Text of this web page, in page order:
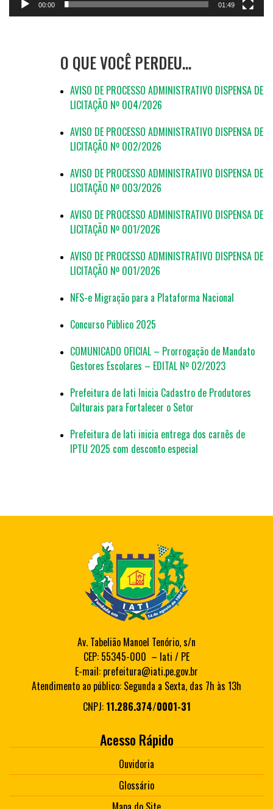
00:00 01:49
O QUE VOCÊ PERDEU…
AVISO DE PROCESSO ADMINISTRATIVO DISPENSA DE
LICITAÇÃO Nº 004/2026
AVISO DE PROCESSO ADMINISTRATIVO DISPENSA DE
LICITAÇÃO Nº 002/2026
AVISO DE PROCESSO ADMINISTRATIVO DISPENSA DE
LICITAÇÃO Nº 003/2026
AVISO DE PROCESSO ADMINISTRATIVO DISPENSA DE
LICITAÇÃO Nº 001/2026
AVISO DE PROCESSO ADMINISTRATIVO DISPENSA DE
LICITAÇÃO Nº 001/2026
NFS-e Migração para a Plataforma Nacional
Concurso Público 2025
COMUNICADO OFICIAL – Prorrogação de Mandato
Gestores Escolares – EDITAL Nº 02/2023
Prefeitura de Iati Inicia Cadastro de Produtores
Culturais para Fortalecer o Setor
Prefeitura de Iati inicia entrega dos carnês de
IPTU 2025 com desconto especial
Av. Tabelião Manoel Tenório, s/n
CEP: 55345-000 – Iati / PE
E-mail: prefeitura@iati.pe.gov.br
Atendimento ao público: Segunda a Sexta, das 7h às 13h
CNPJ: 11.286.374/0001-31
Acesso Rápido
Ouvidoria
Glossário